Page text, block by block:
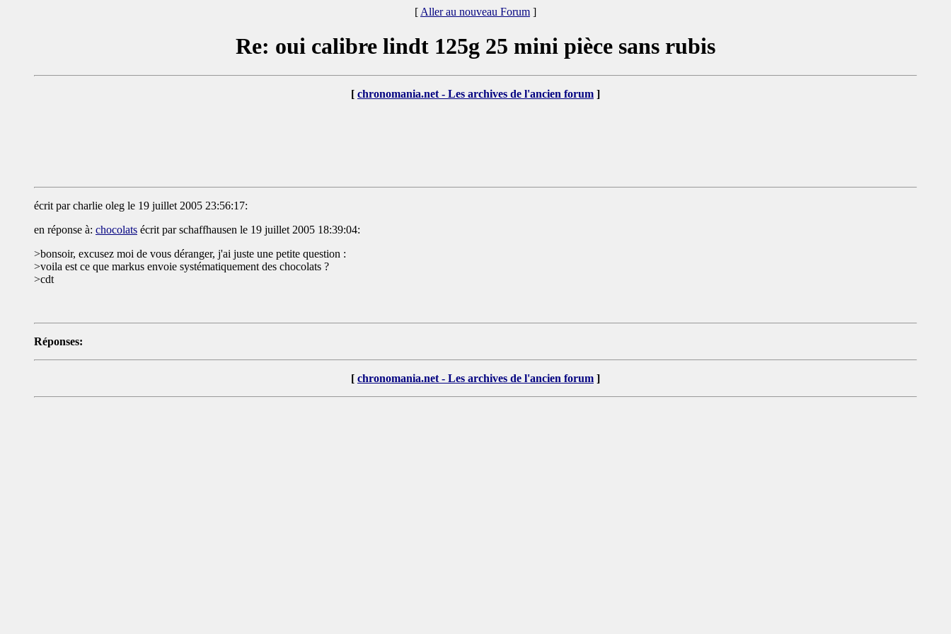
[ Aller au nouveau Forum ]
Re: oui calibre lindt 125g 25 mini pièce sans rubis
[ chronomania.net - Les archives de l'ancien forum ]
écrit par charlie oleg le 19 juillet 2005 23:56:17:
en réponse à: chocolats écrit par schaffhausen le 19 juillet 2005 18:39:04:
>bonsoir, excusez moi de vous déranger, j'ai juste une petite question :
>voila est ce que markus envoie systématiquement des chocolats ?
>cdt
Réponses:
[ chronomania.net - Les archives de l'ancien forum ]